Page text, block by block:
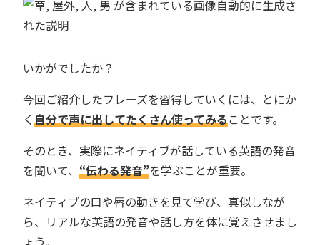
いかがでしたか？
今回ご紹介したフレーズを習得していくには、とにか
く自分で声に出してたくさん使ってみることです。
そのとき、実際にネイティブが話している英語の発音
を聞いて、 “伝わる発音”を学ぶことが重要。
ネイティブの口や唇の動きを見て学び、真似しなが
ら、リアルな英語の発音や話し方を体に覚えさせまし
ょう。